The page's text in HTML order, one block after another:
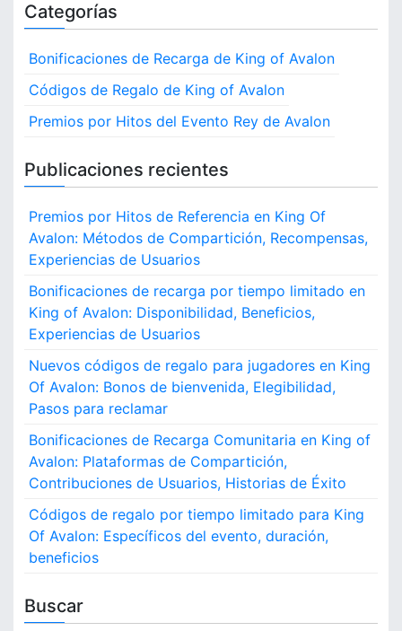
Categorías
Bonificaciones de Recarga de King of Avalon
Códigos de Regalo de King of Avalon
Premios por Hitos del Evento Rey de Avalon
Publicaciones recientes
Premios por Hitos de Referencia en King Of
Avalon: Métodos de Compartición, Recompensas,
Experiencias de Usuarios
Bonificaciones de recarga por tiempo limitado en
King of Avalon: Disponibilidad, Beneficios,
Experiencias de Usuarios
Nuevos códigos de regalo para jugadores en King
Of Avalon: Bonos de bienvenida, Elegibilidad,
Pasos para reclamar
Bonificaciones de Recarga Comunitaria en King of
Avalon: Plataformas de Compartición,
Contribuciones de Usuarios, Historias de Éxito
Códigos de regalo por tiempo limitado para King
Of Avalon: Específicos del evento, duración,
beneficios
Buscar